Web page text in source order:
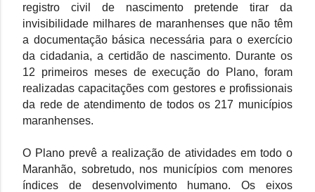
registro civil de nascimento pretende tirar da
invisibilidade milhares de maranhenses que não têm
a documentação básica necessária para o exercício
da cidadania, a certidão de nascimento. Durante os
12 primeiros meses de execução do Plano, foram
realizadas capacitações com gestores e profissionais
da rede de atendimento de todos os 217 municípios
maranhenses.
O Plano prevê a realização de atividades em todo o
Maranhão, sobretudo, nos municípios com menores
índices de desenvolvimento humano. Os eixos